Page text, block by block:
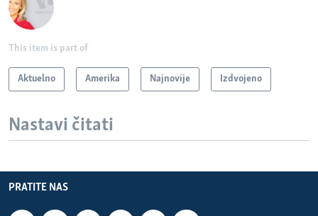
This item is part of
Aktuelno Amerika Najnovije Izdvojeno
Nastavi čitati
PRATITE NAS